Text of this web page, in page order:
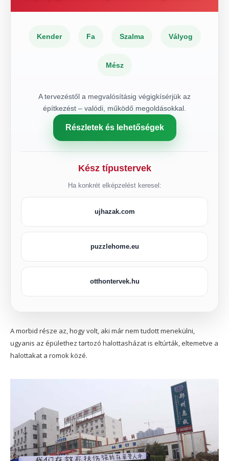
Kender Fa Szalma Vályog
Mész
A tervezéstől a megvalósításig végigkísérjük az
építkezést – valódi, működő megoldásokkal.
Részletek és lehetőségek
Kész típustervek
Ha konkrét elképzelést keresel:
ujhazak.com
puzzlehome.eu
otthontervek.hu
A morbid része az, hogy volt, aki már nem tudott menekülni,
ugyanis az épülethez tartozó halottasházat is eltúrták, eltemetve a
halottakat a romok közé.